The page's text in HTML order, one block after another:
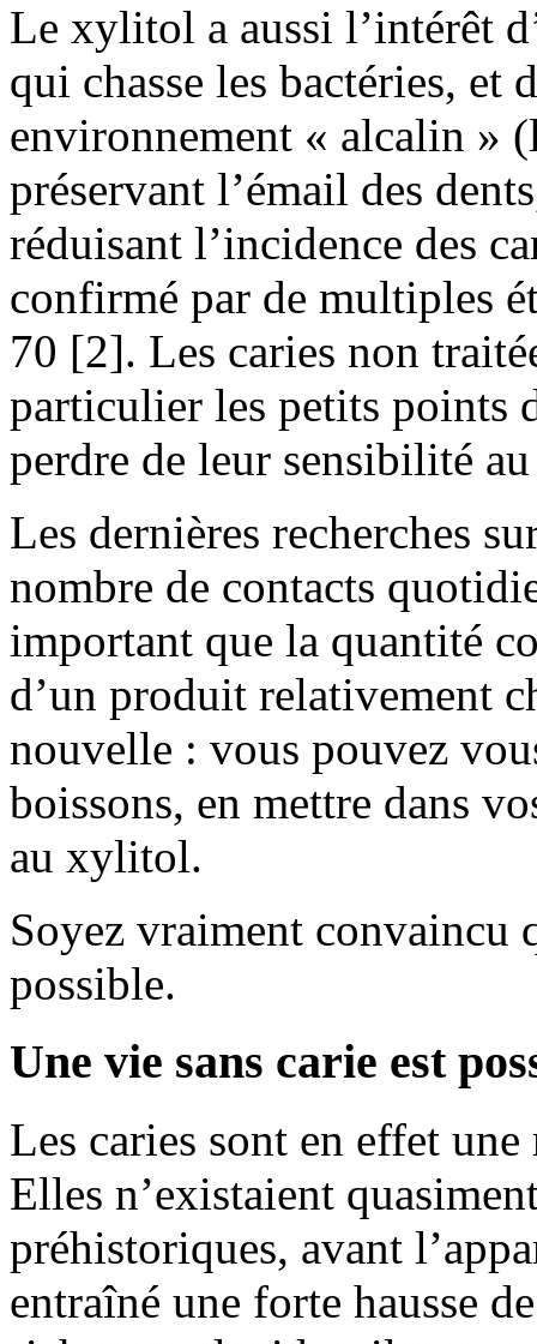
Le xylitol a aussi l’intérêt
qui chasse les bactéries, et
environnement « alcalin »
préservant l’émail des
réduisant l’incidence des
confirmé par de multiples
70 [2]. Les caries non
particulier les petits points
perdre de leur sensibilité
Les dernières recherches
nombre de contacts
important que la quantité
d’un produit relativement
nouvelle : vous pouvez
boissons, en mettre dans
au xylitol.
Soyez vraiment convaincu
possible.
Une vie sans carie est
Les caries sont en effet
Elles n’existaient
préhistoriques, avant
entraîné une forte hausse